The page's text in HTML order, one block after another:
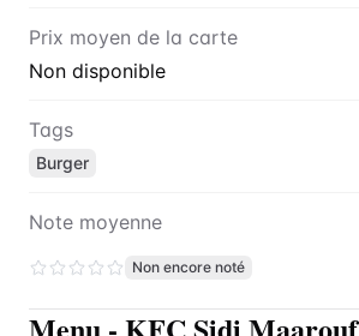
Prix moyen de la carte
Non disponible
Tags
Burger
Note moyenne
Non encore noté